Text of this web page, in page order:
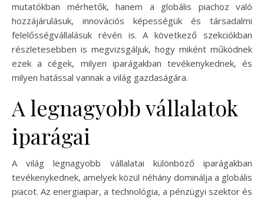
mutatókban mérhetők, hanem a globális piachoz való
hozzájárulásuk, innovációs képességük és társadalmi
felelősségvállalásuk révén is. A következő szekciókban
részletesebben is megvizsgáljuk, hogy miként működnek
ezek a cégek, milyen iparágakban tevékenykednek, és
milyen hatással vannak a világ gazdaságára.
A legnagyobb vállalatok
iparágai
A világ legnagyobb vállalatai különböző iparágakban
tevékenykednek, amelyek közül néhány dominálja a globális
piacot. Az energiaipar, a technológia, a pénzügyi szektor és